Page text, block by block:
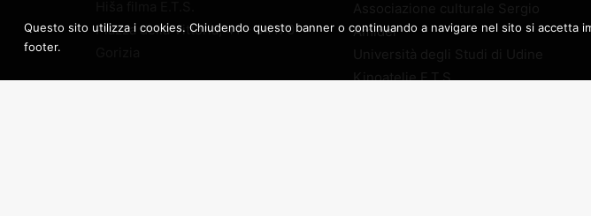
Piazza della Vittoria, 41 – 34170
Amidei
Kinoatelje E.T.S.
Questo sito utilizza i cookies. Chiudendo questo banner o continuando a navigare nel sito si accetta
footer.